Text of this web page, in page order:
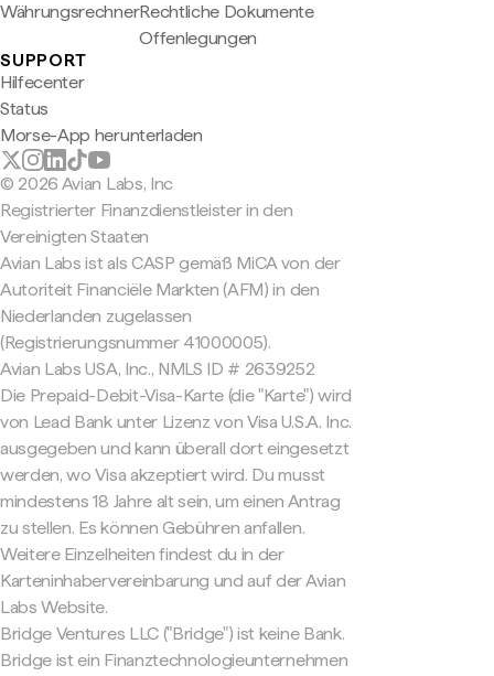
WährungsrechnerRechtliche Dokumente
Offenlegungen
SUPPORT
Hilfecenter
Status
Morse-App herunterladen
© 2026 Avian Labs, Inc
Registrierter Finanzdienstleister in den
Vereinigten Staaten
Avian Labs ist als CASP gemäß MiCA von der
Autoriteit Financiële Markten (AFM) in den
Niederlanden zugelassen
(Registrierungsnummer 41000005).
Avian Labs USA, Inc., NMLS ID # 2639252
Die Prepaid-Debit-Visa-Karte (die "Karte") wird
von Lead Bank unter Lizenz von Visa U.S.A. Inc.
ausgegeben und kann überall dort eingesetzt
werden, wo Visa akzeptiert wird. Du musst
mindestens 18 Jahre alt sein, um einen Antrag
zu stellen. Es können Gebühren anfallen.
Weitere Einzelheiten findest du in der
Karteninhabervereinbarung und auf der Avian
Labs Website.
Bridge Ventures LLC ("Bridge") ist keine Bank.
Bridge ist ein Finanztechnologieunternehmen